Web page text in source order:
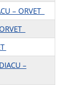
– ORVET
–